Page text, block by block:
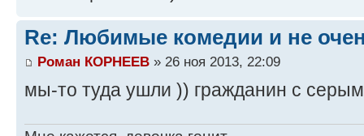
Re: Любимые комедии и не
Роман КОРНЕЕВ » 26 ноя 2013, 22:09
мы-то туда ушли )) гражданин с